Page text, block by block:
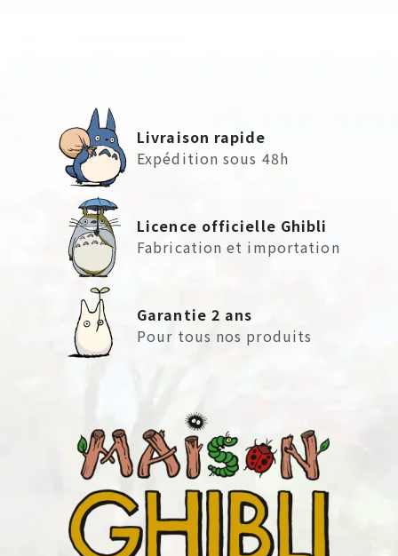
Livraison rapide
Expédition sous 48h
Licence officielle Ghibli
Fabrication et importation
Garantie 2 ans
Pour tous nos produits